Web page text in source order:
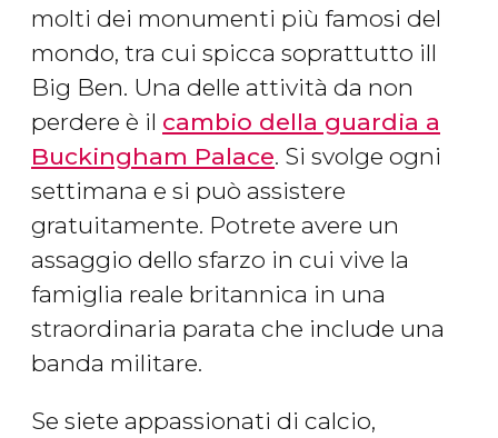
molti dei monumenti più famosi del
mondo, tra cui spicca soprattutto ill
Big Ben. Una delle attività da non
perdere è il cambio della guardia a
Buckingham Palace. Si svolge ogni
settimana e si può assistere
gratuitamente. Potrete avere un
assaggio dello sfarzo in cui vive la
famiglia reale britannica in una
straordinaria parata che include una
banda militare.
Se siete appassionati di calcio,